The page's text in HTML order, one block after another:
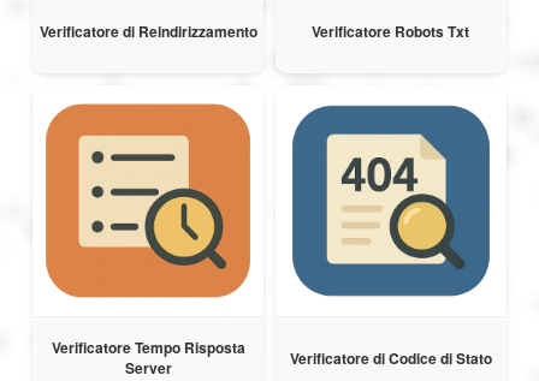
Verificatore di Reindirizzamento Verificatore Robots Txt
Verificatore Tempo Risposta
Server
Verificatore di Codice di Stato